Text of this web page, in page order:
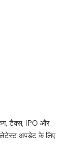
टैक्स, IPO और
लेटेस्ट अपडेट के लिए